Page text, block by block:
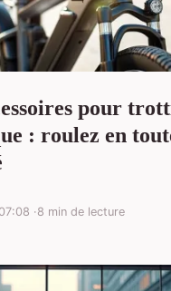
pour
: roulez en
8 min de lecture